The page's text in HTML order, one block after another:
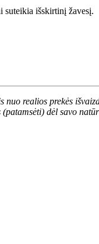
suteikia išskirtinį žavesį.
realios prekės
dėl savo